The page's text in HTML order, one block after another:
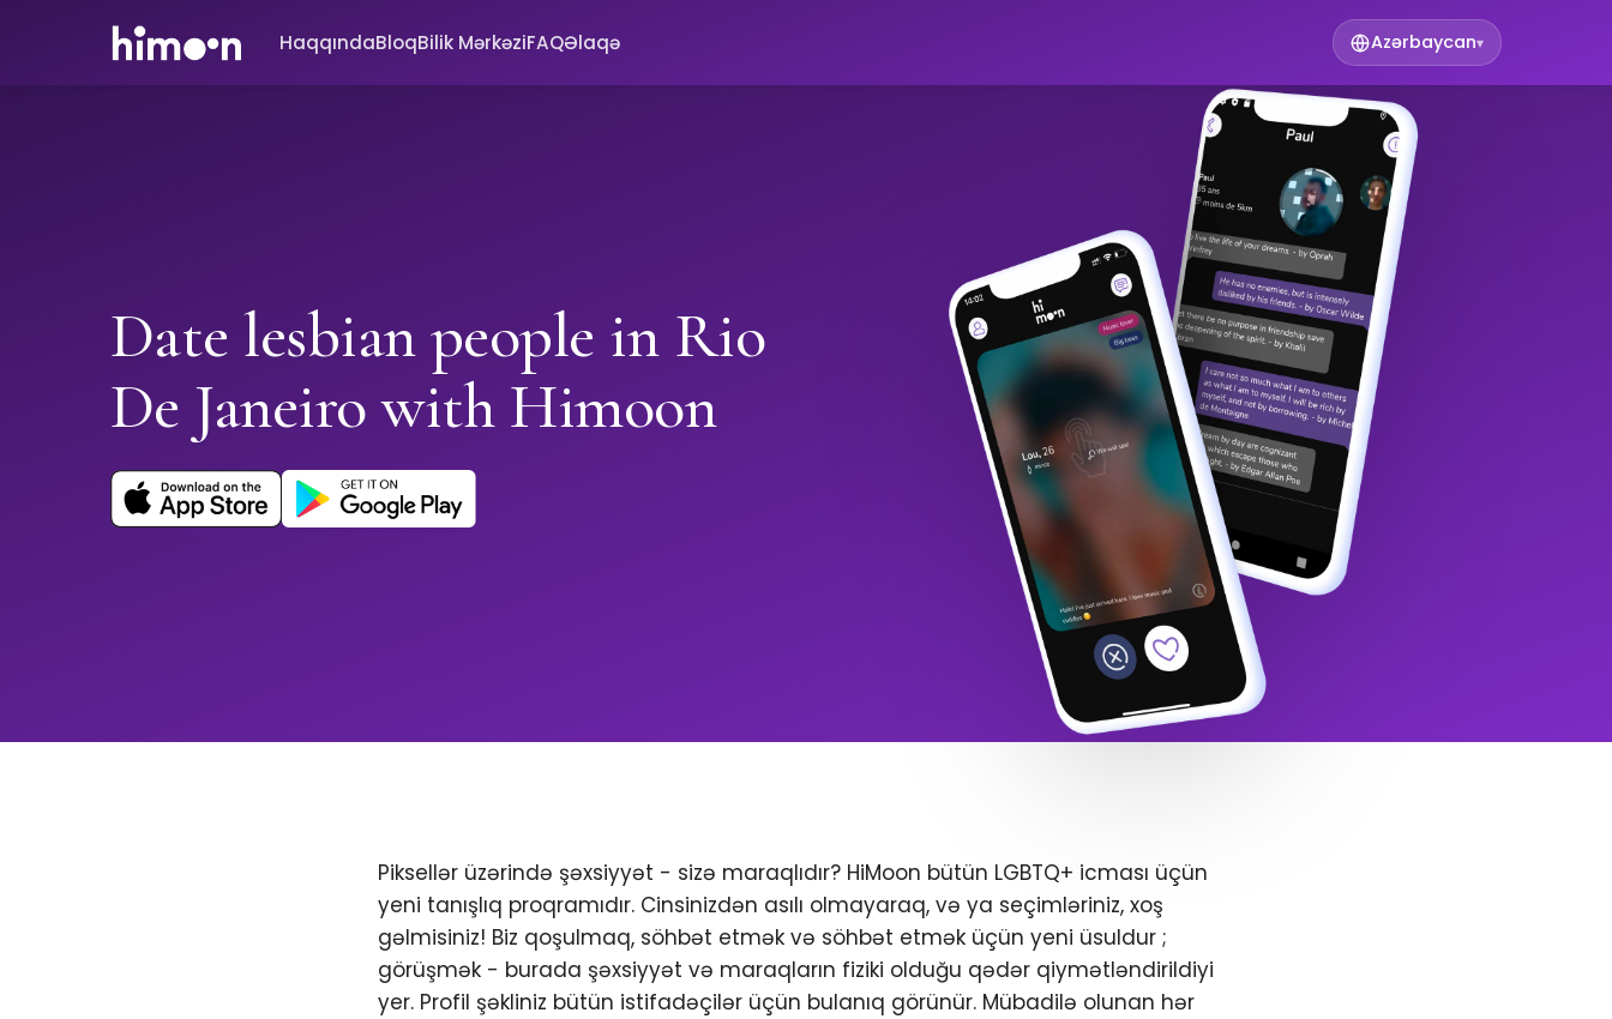
HaqqındaBloqBilik MərkəziFAQƏlaqə Azərbaycan▾
Date lesbian people in Rio
De Janeiro with Himoon
Piksellər üzərində şəxsiyyət - sizə maraqlıdır? HiMoon bütün LGBTQ+ icması üçün
yeni tanışlıq proqramıdır. Cinsinizdən asılı olmayaraq, və ya seçimləriniz, xoş
gəlmisiniz! Biz qoşulmaq, söhbət etmək və söhbət etmək üçün yeni üsuldur ;
görüşmək - burada şəxsiyyət və maraqların fiziki olduğu qədər qiymətləndirildiyi
yer. Profil şəkliniz bütün istifadəçilər üçün bulanıq görünür. Mübadilə olunan hər